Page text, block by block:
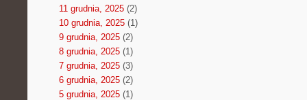
11 grudnia, 2025(2)
10 grudnia, 2025(1)
9 grudnia, 2025(2)
8 grudnia, 2025(1)
7 grudnia, 2025(3)
6 grudnia, 2025(2)
5 grudnia, 2025(1)